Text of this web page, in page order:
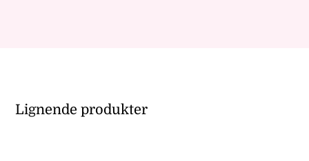
Lignende produkter